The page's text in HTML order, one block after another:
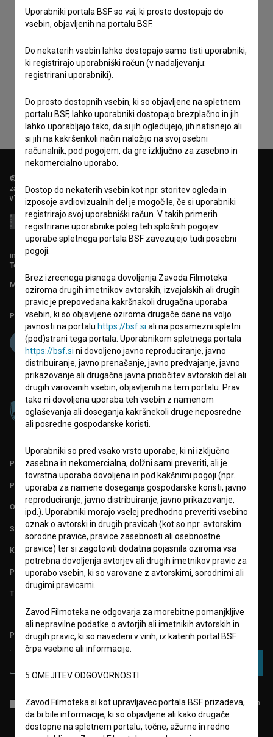
Sprejemam splošne pogoje in dajem soglasje
zbiranje, hrambo in obdelavo osebnih podatkov.
© 2018-2026, Filmoteka,
zavod za širjenje filmske kulture
v7.151.0
info@filmoteka.si
Tehnična pomoč: podpora@bsf.si
Mednarodna številka ISSN 2670-787X
Projekt sofinancira:
PARTNERJI
POGOJI UPORABE
O PROJEKTU
STATISTIKA
KONTAKT
POGOSTA VPRAŠANJA
TEST FUNKCIONALNOSTI
PRIJAVITE SE NA BSF NOVIČNIK:
Sprejemamsplošne pogojein dajemsoglasjeza zbiranje, hrambo in
obdelavo osebnih podatkov.
Uporabniki portala BSF so vsi, ki prosto dostopajo do
vsebin, objavljenih na portalu BSF.
Do nekaterih vsebin lahko dostopajo samo tisti uporabniki,
ki registrirajo uporabniški račun (v nadaljevanju:
registrirani uporabniki).
Do prosto dostopnih vsebin, ki so objavljene na spletnem
portalu BSF, lahko uporabniki dostopajo brezplačno in jih
lahko uporabljajo tako, da si jih ogledujejo, jih natisnejo ali
si jih na kakršenkoli način naložijo na svoj osebni
računalnik, pod pogojem, da gre izključno za zasebno in
nekomercialno uporabo.
Dostop do nekaterih vsebin kot npr. storitev ogleda in
izposoje avdiovizualnih del je mogoč le, če si uporabniki
registrirajo svoj uporabniški račun. V takih primerih
registrirane uporabnike poleg teh splošnih pogojev
uporabe spletnega portala BSF zavezujejo tudi posebni
pogoji.
Brez izrecnega pisnega dovoljenja Zavoda Filmoteka
oziroma drugih imetnikov avtorskih, izvajalskih ali drugih
pravic je prepovedana kakršnakoli drugačna uporaba
vsebin, ki so objavljene oziroma drugače dane na voljo
javnosti na portalu https://bsf.si ali na posamezni spletni
(pod)strani tega portala. Uporabnikom spletnega portala
https://bsf.si ni dovoljeno javno reproduciranje, javno
distribuiranje, javno prenašanje, javno predvajanje, javno
prikazovanje ali drugačna javna priobčitev avtorskih del ali
drugih varovanih vsebin, objavljenih na tem portalu. Prav
tako ni dovoljena uporaba teh vsebin z namenom
oglaševanja ali doseganja kakršnekoli druge neposredne
ali posredne gospodarske koristi.
Uporabniki so pred vsako vrsto uporabe, ki ni izključno
zasebna in nekomercialna, dolžni sami preveriti, ali je
tovrstna uporaba dovoljena in pod kakšnimi pogoji (npr.
uporaba za namene doseganja gospodarske koristi, javno
reproduciranje, javno distribuiranje, javno prikazovanje,
ipd.). Uporabniki morajo vselej predhodno preveriti vsebino
oznak o avtorski in drugih pravicah (kot so npr. avtorskim
sorodne pravice, pravice zasebnosti ali osebnostne
pravice) ter si zagotoviti dodatna pojasnila oziroma vsa
potrebna dovoljenja avtorjev ali drugih imetnikov pravic za
uporabo vsebin, ki so varovane z avtorskimi, sorodnimi ali
drugimi pravicami.
Zavod Filmoteka ne odgovarja za morebitne pomanjkljive
ali nepravilne podatke o avtorjih ali imetnikih avtorskih in
drugih pravic, ki so navedeni v virih, iz katerih portal BSF
črpa vsebine ali informacije.
5.OMEJITEV ODGOVORNOSTI
Zavod Filmoteka si kot upravljavec portala BSF prizadeva,
da bi bile informacije, ki so objavljene ali kako drugače
dostopne na spletnem portalu, točne, ažurne in redno